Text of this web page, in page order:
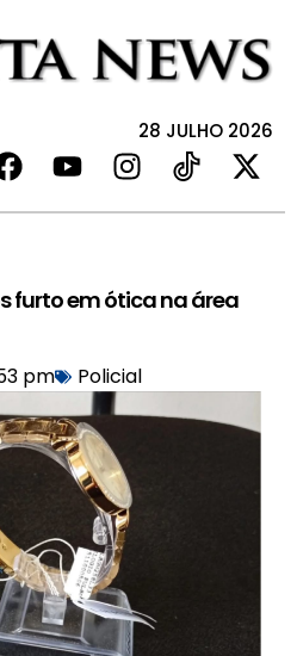
28 JULHO 2026
furto em ótica na área
pm Policial